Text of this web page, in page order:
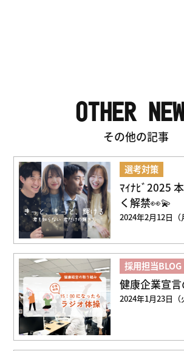
OTHER
その他の記事
選考対策
ﾏｲﾅﾋﾞ2025
く解禁👀💫
2024年2月12日（
採用担当BLOG
健康企業宣
2024年1月23日（